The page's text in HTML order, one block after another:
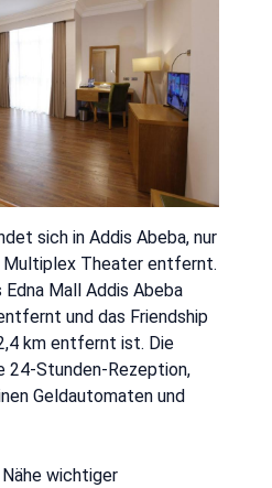
sich in Addis Abeba, nur
Theater entfernt.
Mall Addis Abeba
und das Friendship
km entfernt ist. Die
Stunden-Rezeption,
Geldautomaten und
wichtiger